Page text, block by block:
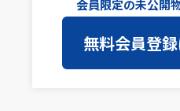
当社は事業運営上、前項利
を外部に委託することがあ
護水準の高い委託先を選定
保持についての契約を交わ
会員限定の未公開
無料会員登